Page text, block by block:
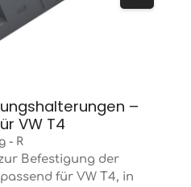
–
VW T4
- R
Befestigung der
für VW T4, in